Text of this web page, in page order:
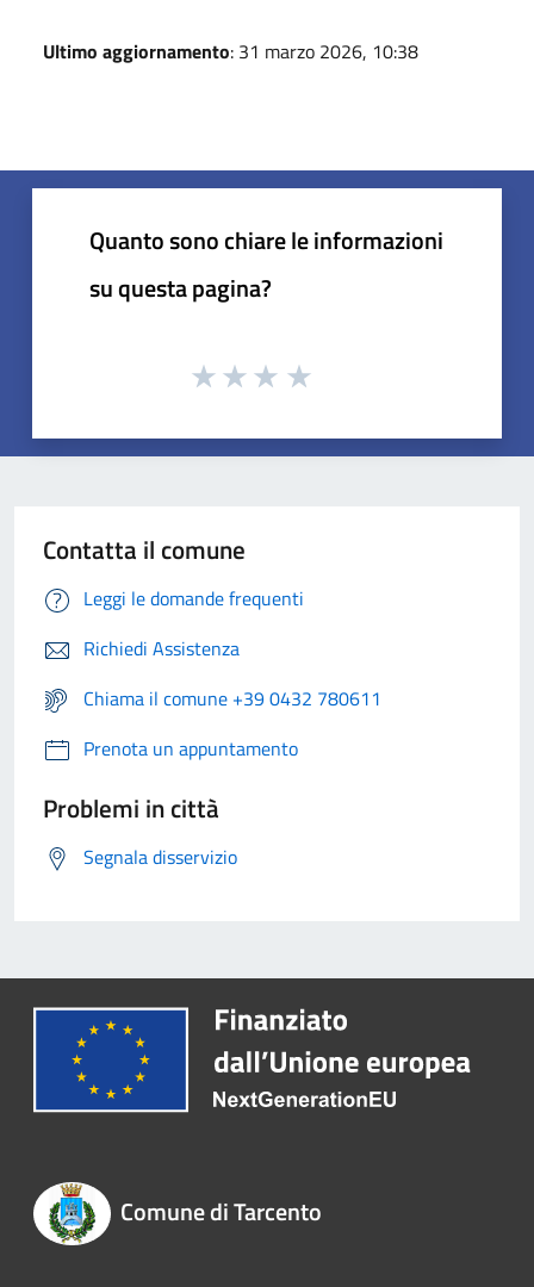
Ultimo aggiornamento: 31 marzo 2026, 10:38
Quanto sono chiare le informazioni
su questa pagina?
Contatta il comune
Leggi le domande frequenti
Richiedi Assistenza
Chiama il comune +39 0432 780611
Prenota un appuntamento
Problemi in città
Segnala disservizio
Comune di Tarcento